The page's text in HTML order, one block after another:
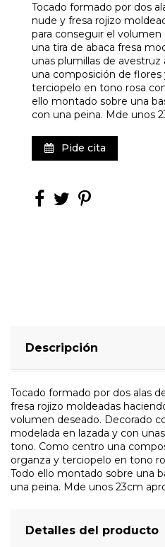
Tocado formado por dos
nude y fresa rojizo
para conseguir el
una tira de abaca fresa
unas plumillas de
una composición de flores
terciopelo en tono rosa
ello montado sobre una
con una peina. Mde unos
Pide cita
Descripción
Tocado formado por dos alas
fresa rojizo moldeadas
volumen deseado. Decorado
modelada en lazada y con
tono. Como centro una
organza y terciopelo en tono
Todo ello montado sobre una
una peina. Mde unos 23cm
Detalles del producto